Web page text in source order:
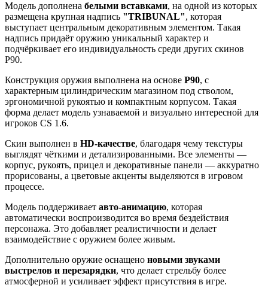
Модель дополнена белыми вставками, на одной из которых
размещена крупная надпись "TRIBUNAL", которая
выступает центральным декоративным элементом. Такая
надпись придаёт оружию уникальный характер и
подчёркивает его индивидуальность среди других скинов
P90.
Конструкция оружия выполнена на основе P90, с
характерным цилиндрическим магазином под стволом,
эргономичной рукоятью и компактным корпусом. Такая
форма делает модель узнаваемой и визуально интересной для
игроков CS 1.6.
Скин выполнен в HD-качестве, благодаря чему текстуры
выглядят чёткими и детализированными. Все элементы —
корпус, рукоять, прицел и декоративные панели — аккуратно
прорисованы, а цветовые акценты выделяются в игровом
процессе.
Модель поддерживает авто-анимацию, которая
автоматически воспроизводится во время бездействия
персонажа. Это добавляет реалистичности и делает
взаимодействие с оружием более живым.
Дополнительно оружие оснащено новыми звуками
выстрелов и перезарядки, что делает стрельбу более
атмосферной и усиливает эффект присутствия в игре.